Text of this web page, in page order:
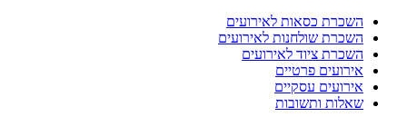
השכרת כסאות לאירועים
השכרת שולחנות לאירועים
השכרת ציוד לאירועים
אירועים פרטיים
אירועים עסקיים
שאלות ותשובות